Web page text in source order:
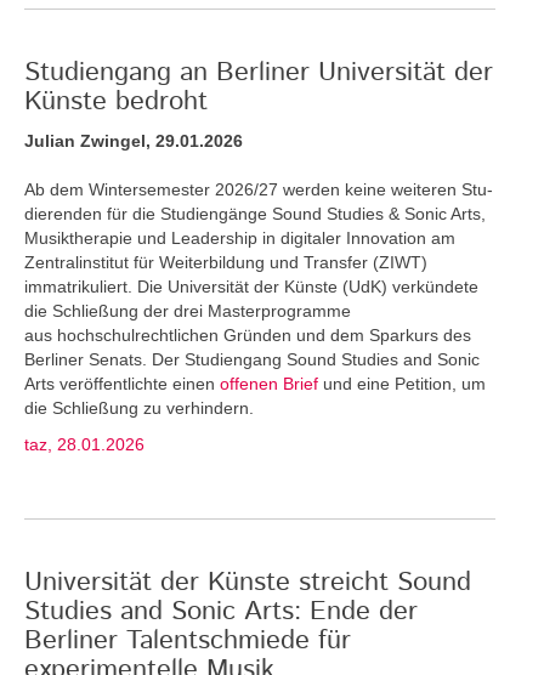
Studiengang an Berliner Universität der
Künste bedroht
Julian Zwingel, 29.01.2026
Ab dem Wintersemester 2026/27 werden keine weiteren Stu­
dierenden für die Studiengänge Sound Studies & Sonic Arts,
Musiktherapie und Leadership in digitaler Innovation am
Zentralinstitut für Weiterbildung und Transfer (ZIWT)
immatrikuliert. Die Universität der Künste (UdK) verkündete
die Schließung der drei Masterprogramme
aus hochschulrechtlichen Gründen und dem Sparkurs des
Berliner Senats. Der Studiengang Sound Studies and Sonic
Arts veröffentlichte einen offenen Brief und eine Petition, um
die Schließung zu verhindern.
taz, 28.01.2026
Universität der Künste streicht Sound
Studies and Sonic Arts: Ende der
Berliner Talentschmiede für